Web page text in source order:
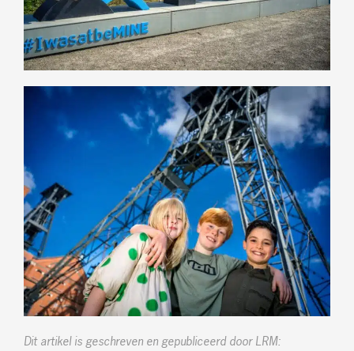
Dit artikel is geschreven en gepubliceerd door LRM: